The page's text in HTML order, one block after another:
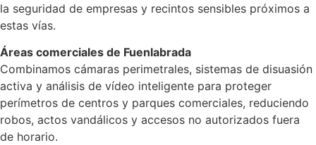
la seguridad de empresas y recintos sensibles próximos a
estas vías.
Áreas comerciales de Fuenlabrada
Combinamos cámaras perimetrales, sistemas de disuasión
activa y análisis de vídeo inteligente para proteger
perímetros de centros y parques comerciales, reduciendo
robos, actos vandálicos y accesos no autorizados fuera
de horario.